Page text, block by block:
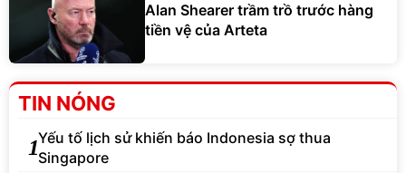
Alan Shearer trầm trồ trước hàng
tiền vệ của Arteta
TIN NÓNG
1Yếu tố lịch sử khiến báo Indonesia sợ thua
Singapore